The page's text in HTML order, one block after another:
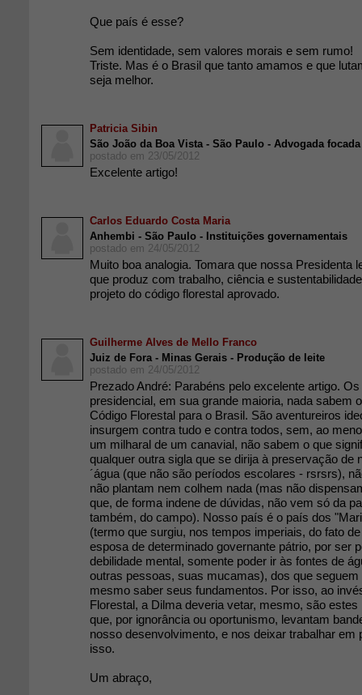
Que país é esse?
Sem identidade, sem valores morais e sem rumo!
Triste. Mas é o Brasil que tanto amamos e que
seja melhor.
Patricia Sibin
São João da Boa Vista - São Paulo - Advogada
postado em 23/05/2012
Excelente artigo!
Carlos Eduardo Costa Maria
Anhembi - São Paulo - Instituições governamentais
postado em 24/05/2012
Muito boa analogia. Tomara que nossa Presidenta
que produz com trabalho, ciência e
projeto do código florestal aprovado.
Guilherme Alves de Mello Franco
Juiz de Fora - Minas Gerais - Produção de leite
postado em 24/05/2012
Prezado André: Parabéns pelo excelente artigo.
presidencial, em sua grande maioria, nada sabem
Código Florestal para o Brasil. São aventureiros
insurgem contra tudo e contra todos, sem, ao
um milharal de um canavial, não sabem o que
qualquer outra sigla que se dirija à preservação de
´água (que não são períodos escolares - rsrsrs),
não plantam nem colhem nada (mas não
que, de forma indene de dúvidas, não vem só da
também, do campo). Nosso país é o país dos
(termo que surgiu, nos tempos imperiais, do fato
esposa de determinado governante pátrio, por ser
debilidade mental, somente poder ir às fontes de
outras pessoas, suas mucamas), dos que
mesmo saber seus fundamentos. Por isso, ao
Florestal, a Dilma deveria vetar, mesmo, são
que, por ignorância ou oportunismo, levantam
nosso desenvolvimento, e nos deixar trabalhar em
isso.
Um abraço,